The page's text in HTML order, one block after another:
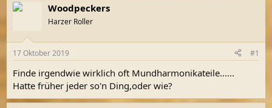
t
l
e
t
e
l
m
Woodpeckers
Harzer Roller
17 Oktober 2019 #1
Finde irgendwie wirklich oft Mundharmonikateile......
Hatte früher jeder so'n Ding,oder wie?